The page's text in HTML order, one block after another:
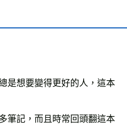
是想要變得更好的人，這本
筆記，而且時常回頭翻這本